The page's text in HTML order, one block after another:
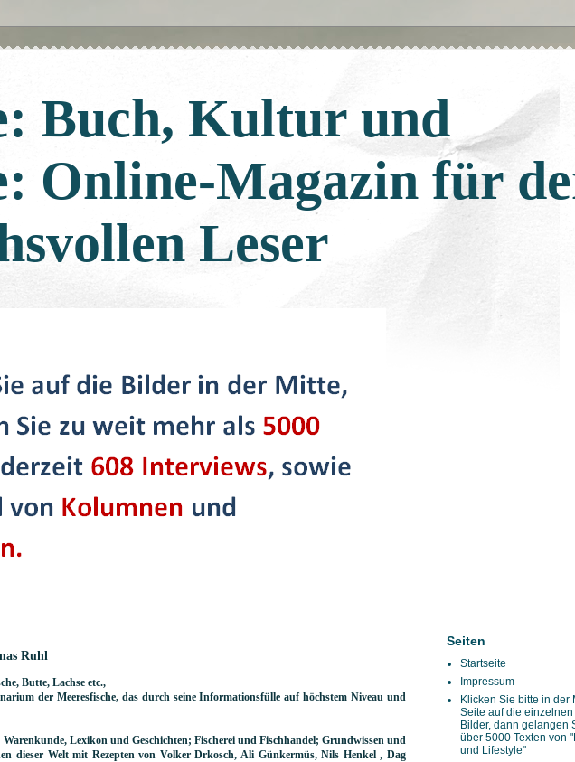
Buch, Kultur und
Online-Magazin für
Leser
Ruhl
Butte, Lachse etc.,
der Meeresfische, das durch seine Informationsfülle auf höchstem Niveau und
Lexikon und Geschichten; Fischerei und Fischhandel; Grundwissen und
dieser Welt mit Rezepten von Volker Drkosch, Ali Günkermüs, Nils Henkel , Dag
Seiten
Startseite
Impressum
Klicken Sie bitte in der
Seite auf die
Bilder, dann gelangen
über 5000 Texten von
und Lifestyle"